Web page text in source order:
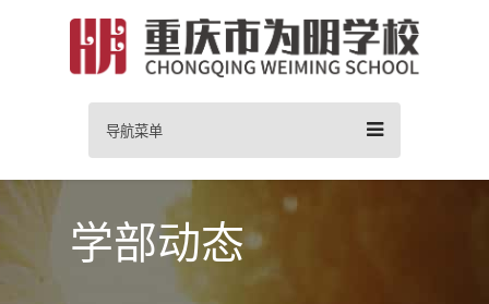
导航菜单
学部动态